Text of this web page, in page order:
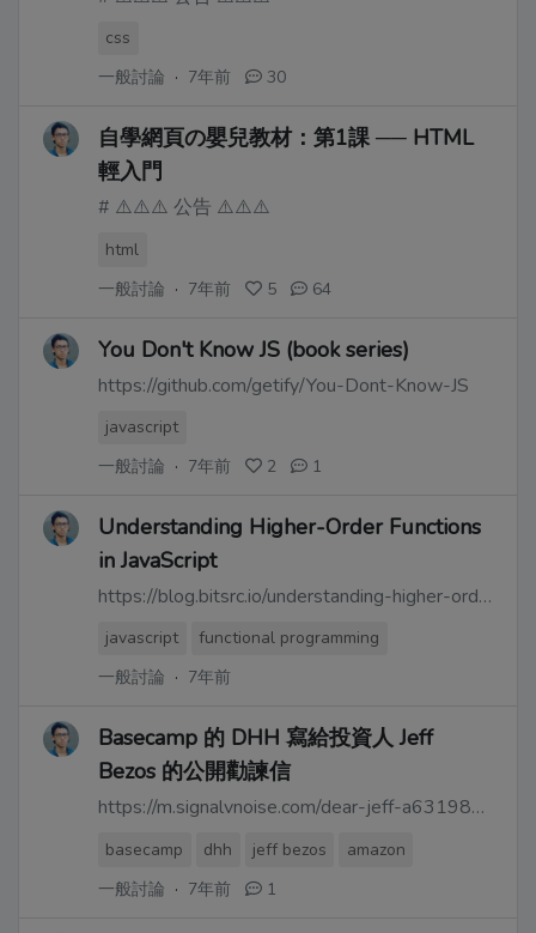
css
一般討論 · 7年前 30
自學網頁の嬰兒教材：第1課 ── HTML
輕入門
# ⚠️⚠️⚠️ 公告 ⚠️⚠️⚠️
html
一般討論 · 7年前 5 64
You Don't Know JS (book series)
https://github.com/getify/You-Dont-Know-JS
javascript
一般討論 · 7年前 2 1
Understanding Higher-Order Functions
in JavaScript
https://blog.bitsrc.io/understanding-higher-order-functions-in-javascript-75461803bad
javascript
functional programming
一般討論 · 7年前
Basecamp 的 DHH 寫給投資人 Jeff
Bezos 的公開勸諫信
https://m.signalvnoise.com/dear-jeff-a6319829f92a
basecamp dhh jeff bezos
amazon
一般討論 · 7年前 1